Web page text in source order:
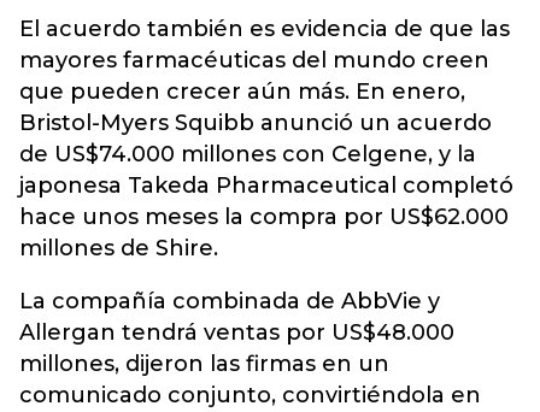
El acuerdo también es evidencia de que las
mayores farmacéuticas del mundo creen
que pueden crecer aún más. En enero,
Bristol-Myers Squibb anunció un acuerdo
de US$74.000 millones con Celgene, y la
japonesa Takeda Pharmaceutical completó
hace unos meses la compra por US$62.000
millones de Shire.
La compañía combinada de AbbVie y
Allergan tendrá ventas por US$48.000
millones, dijeron las firmas en un
comunicado conjunto, convirtiéndola en